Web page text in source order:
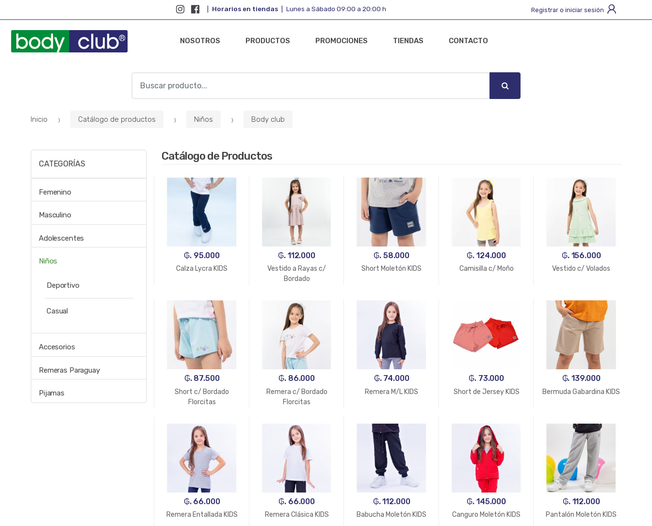
Horarios en tiendas Lunes a Sábado 09:00 a 20:00 h Registrar o iniciar sesión
NOSOTROS PRODUCTOS PROMOCIONES TIENDAS CONTACTO
s
Inicio Catálogo de productos Niños Body club
Catálogo de Productos
₲. 95.000
Calza Lycra KIDS
₲. 112.000
Vestido a Rayas c/
Bordado
₲. 58.000
Short Moletón KIDS
₲. 124.000
Camisilla c/ Moño
₲. 156.000
Vestido c/ Volados
₲. 87.500
Short c/ Bordado
Florcitas
₲. 86.000
Remera c/ Bordado
Florcitas
₲. 74.000
Remera M/L KIDS
₲. 73.000
Short de Jersey KIDS
₲. 139.000
Bermuda Gabardina KIDS
₲. 66.000
Remera Entallada KIDS
₲. 66.000
Remera Clásica KIDS
₲. 112.000
Babucha Moletón KIDS
₲. 145.000
Canguro Moletón KIDS
₲. 112.000
Pantalón Moletón KIDS
CATEGORÍAS
Femenino
Masculino
Adolescentes
Niños
Deportivo
Casual
Accesorios
Remeras Paraguay
Pijamas